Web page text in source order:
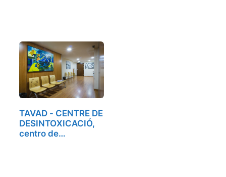
TAVAD - CENTRE DE
DESINTOXICACIÓ,
centro de…